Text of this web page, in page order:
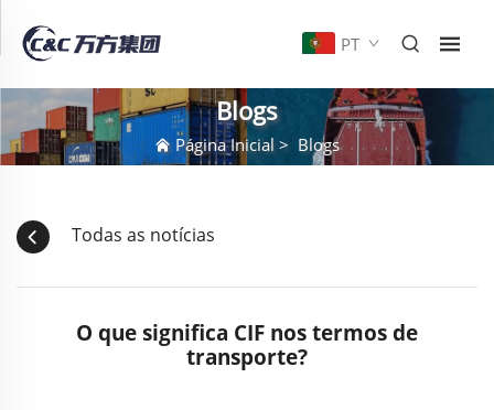
PT
Blogs
Página Inicial> Blogs
Todas as notícias
O que significa CIF nos termos de
transporte?